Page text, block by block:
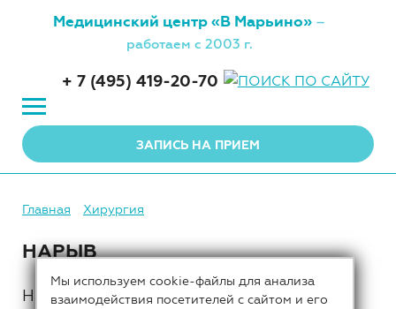
Медицинский центр«В Марьино» –
работаем с 2003 г.
+ 7 (495) 419-20-70
ЗАПИСЬ НА ПРИЕМ
Главная Хирургия
НАРЫВ
Нарыв – это локальное скопление гноя,
Мы используем cookie-файлы для анализа
взаимодействия посетителей с сайтом и его